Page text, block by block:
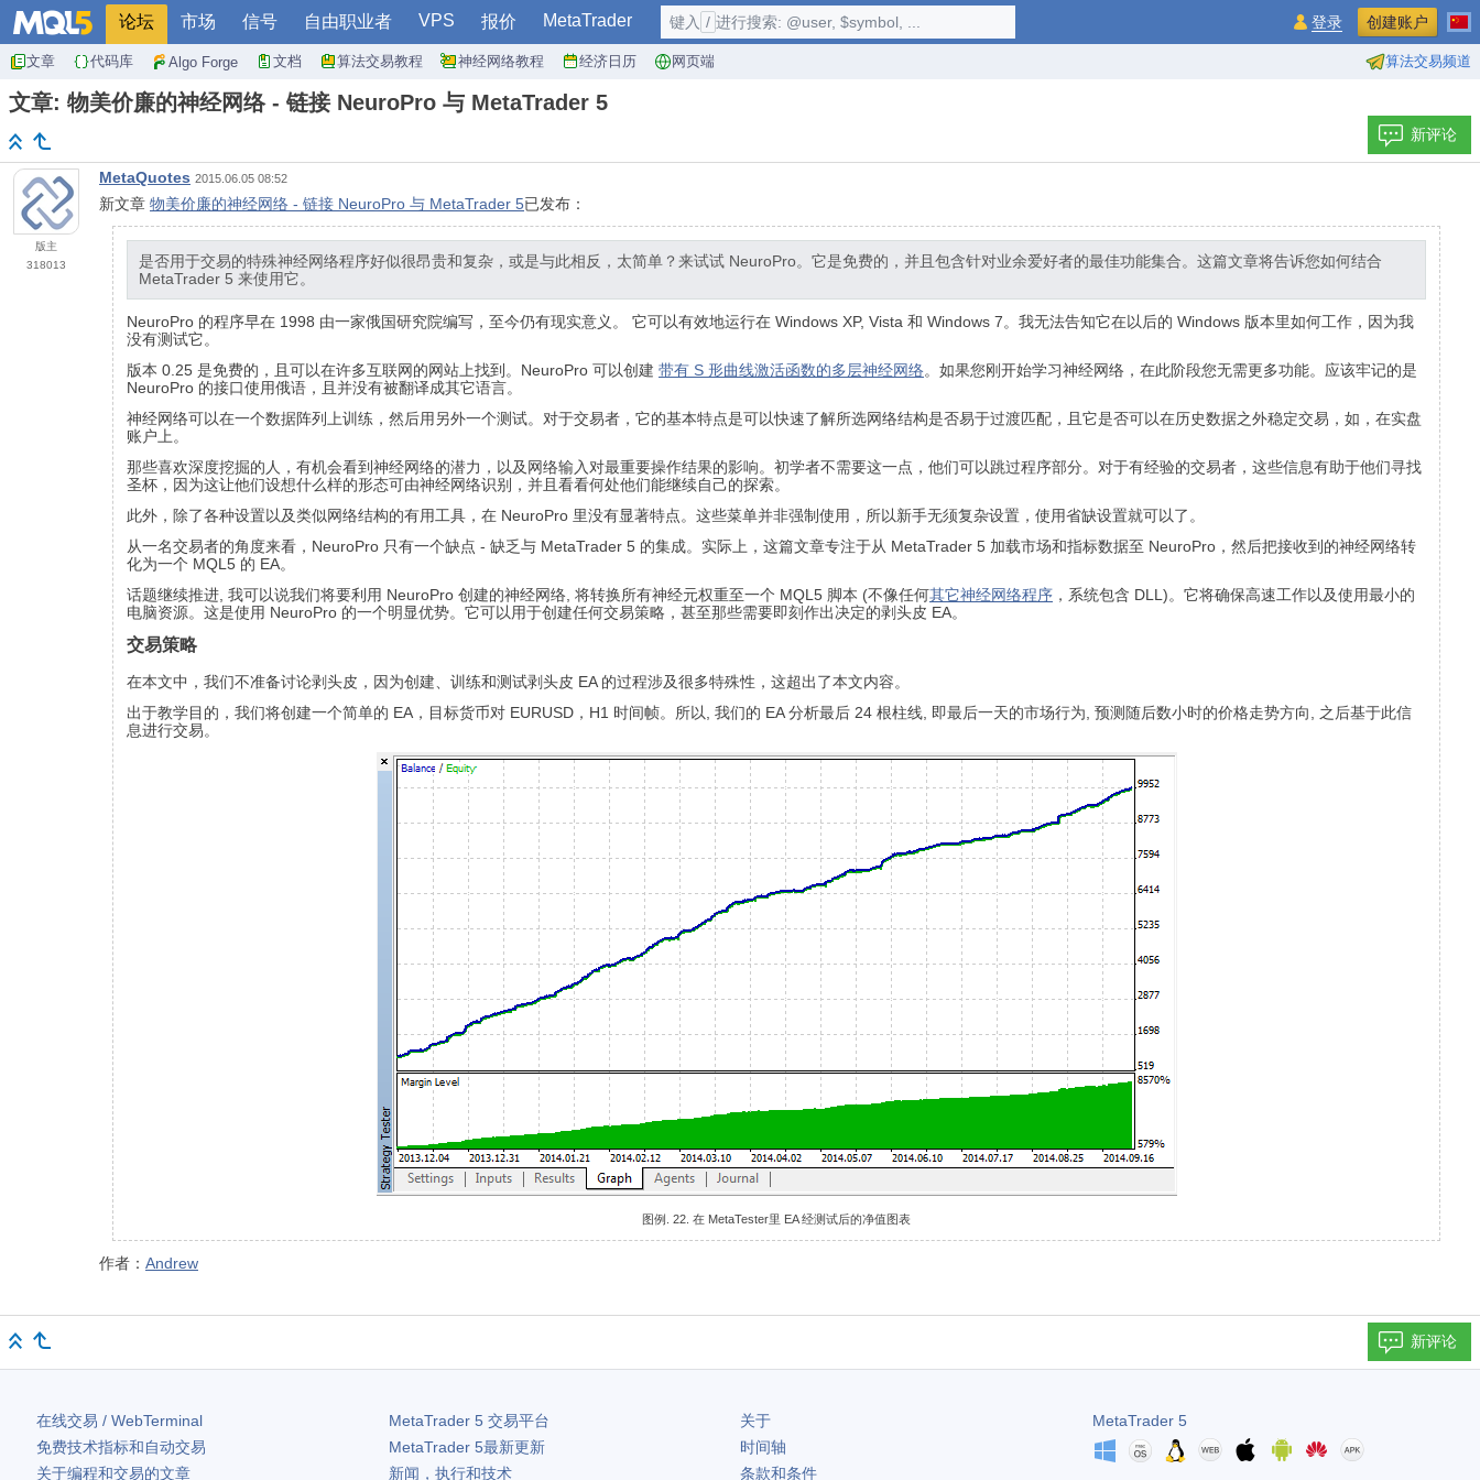
论坛 市场 信号 自由职业者 VPS 报价 MetaTrader
文章 代码库 Algo Forge 文档 算法交易教程 神经网络教程 经济日历 网页端 算法交易频道
键入 / 进行搜索: @user, $symbol, ... 登录 创建账户
文章: 物美价廉的神经网络 - 链接 NeuroPro 与 MetaTrader 5
新评论
版主
318013
MetaQuotes 2015.06.05 08:52
新文章 物美价廉的神经网络 - 链接 NeuroPro 与 MetaTrader 5已发布：
是否用于交易的特殊神经网络程序好似很昂贵和复杂，或是与此相反，太简单？来试试 NeuroPro。它是免费的，并且包含针对业余爱好者的最佳功能集合。这篇文章将告诉您如何结合
MetaTrader 5 来使用它。
NeuroPro 的程序早在 1998 由一家俄国研究院编写，至今仍有现实意义。 它可以有效地运行在 Windows XP, Vista 和 Windows 7。我无法告知它在以后的 Windows 版本里如何工作，因为我
没有测试它。
版本 0.25 是免费的，且可以在许多互联网的网站上找到。NeuroPro 可以创建 带有 S 形曲线激活函数的多层神经网络。如果您刚开始学习神经网络，在此阶段您无需更多功能。应该牢记的是
NeuroPro 的接口使用俄语，且并没有被翻译成其它语言。
神经网络可以在一个数据阵列上训练，然后用另外一个测试。对于交易者，它的基本特点是可以快速了解所选网络结构是否易于过渡匹配，且它是否可以在历史数据之外稳定交易，如，在实盘
账户上。
那些喜欢深度挖掘的人，有机会看到神经网络的潜力，以及网络输入对最重要操作结果的影响。初学者不需要这一点，他们可以跳过程序部分。对于有经验的交易者，这些信息有助于他们寻找
圣杯，因为这让他们设想什么样的形态可由神经网络识别，并且看看何处他们能继续自己的探索。
此外，除了各种设置以及类似网络结构的有用工具，在 NeuroPro 里没有显著特点。这些菜单并非强制使用，所以新手无须复杂设置，使用省缺设置就可以了。
从一名交易者的角度来看，NeuroPro 只有一个缺点 - 缺乏与 MetaTrader 5 的集成。实际上，这篇文章专注于从 MetaTrader 5 加载市场和指标数据至 NeuroPro，然后把接收到的神经网络转
化为一个 MQL5 的 EA。
话题继续推进, 我可以说我们将要利用 NeuroPro 创建的神经网络, 将转换所有神经元权重至一个 MQL5 脚本 (不像任何其它神经网络程序 ，系统包含 DLL)。它将确保高速工作以及使用最小的
电脑资源。这是使用 NeuroPro 的一个明显优势。它可以用于创建任何交易策略，甚至那些需要即刻作出决定的剥头皮 EA。
交易策略
在本文中，我们不准备讨论剥头皮，因为创建、训练和测试剥头皮 EA 的过程涉及很多特殊性，这超出了本文内容。
出于教学目的，我们将创建一个简单的 EA，目标货币对 EURUSD，H1 时间帧。所以, 我们的 EA 分析最后 24 根柱线, 即最后一天的市场行为, 预测随后数小时的价格走势方向, 之后基于此信
息进行交易。
图例. 22. 在 MetaTester里 EA 经测试后的净值图表
作者： Andrew
新评论
在线交易 / WebTerminal
免费技术指标和自动交易
关于编程和交易的文章
MetaTrader 5交易平台
MetaTrader 5最新更新
新闻，执行和技术
关于
时间轴
条款和条件
MetaTrader 5